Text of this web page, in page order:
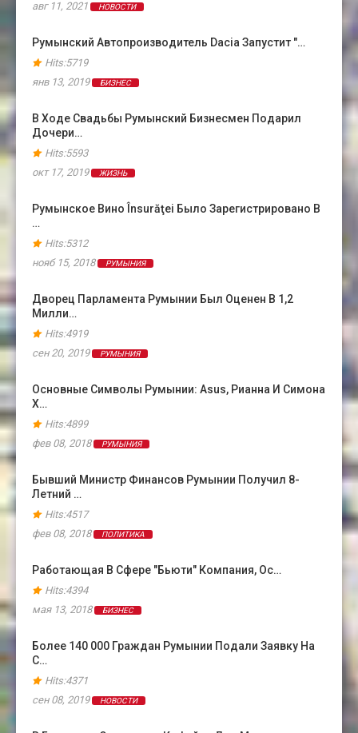
авг 11, 2021 НОВОСТИ
Румынский Автопроизводитель Dacia Запустит "…
Hits:5719
янв 13, 2019
БИЗНЕС
В Ходе Свадьбы Румынский Бизнесмен Подарил
Дочери…
Hits:5593
окт 17, 2019
ЖИЗНЬ
Румынское Вино Însurăţei Было Зарегистрировано В
…
Hits:5312
нояб 15, 2018
РУМЫНИЯ
Дворец Парламента Румынии Был Оценен В 1,2
Милли…
Hits:4919
сен 20, 2019
РУМЫНИЯ
Основные Символы Румынии: Asus, Рианна И Симона
Х…
Hits:4899
фев 08, 2018
РУМЫНИЯ
Бывший Министр Финансов Румынии Получил 8-
Летний …
Hits:4517
фев 08, 2018
ПОЛИТИКА
Работающая В Сфере "бьюти" Компания, Ос…
Hits:4394
мая 13, 2018
БИЗНЕС
Более 140 000 Граждан Румынии Подали Заявку На
С…
Hits:4371
сен 08, 2019
НОВОСТИ